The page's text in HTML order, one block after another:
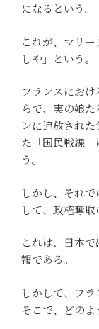
になるという。
これが、マリ
しや」という。
フランスにお
らで、実の娘
ンに追放され
た「国民戦線
う。
しかし、それ
して、政権奪
これは、日本
報である。
しかして、フ
そこで、どの